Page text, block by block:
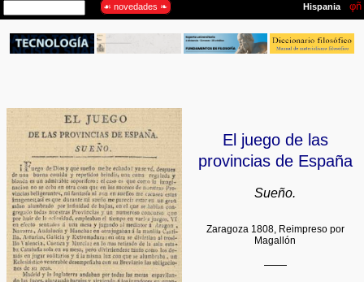
El juego de las
provincias de España
Sueño.
Zaragoza 1808, Reimpreso por
Magallón
——